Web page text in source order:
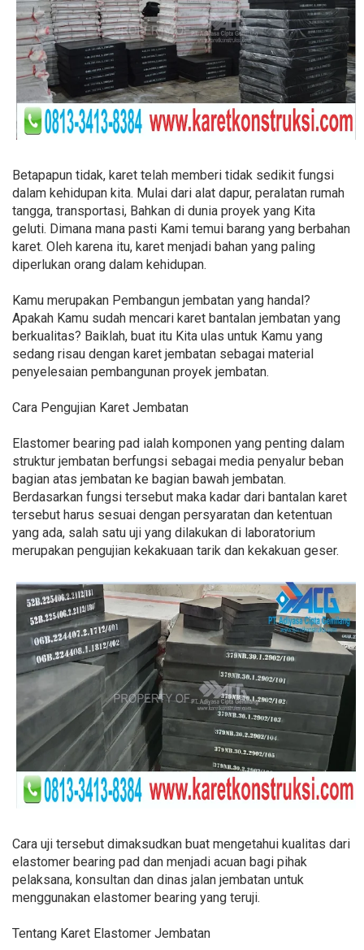
Betapapun tidak, karet telah memberi tidak sedikit fungsi
dalam kehidupan kita. Mulai dari alat dapur, peralatan rumah
tangga, transportasi, Bahkan di dunia proyek yang Kita
geluti. Dimana mana pasti Kami temui barang yang berbahan
karet. Oleh karena itu, karet menjadi bahan yang paling
diperlukan orang dalam kehidupan.
Kamu merupakan Pembangun jembatan yang handal?
Apakah Kamu sudah mencari karet bantalan jembatan yang
berkualitas? Baiklah, buat itu Kita ulas untuk Kamu yang
sedang risau dengan karet jembatan sebagai material
penyelesaian pembangunan proyek jembatan.
Cara Pengujian Karet Jembatan
Elastomer bearing pad ialah komponen yang penting dalam
struktur jembatan berfungsi sebagai media penyalur beban
bagian atas jembatan ke bagian bawah jembatan.
Berdasarkan fungsi tersebut maka kadar dari bantalan karet
tersebut harus sesuai dengan persyaratan dan ketentuan
yang ada, salah satu uji yang dilakukan di laboratorium
merupakan pengujian kekakuaan tarik dan kekakuan geser.
Cara uji tersebut dimaksudkan buat mengetahui kualitas dari
elastomer bearing pad dan menjadi acuan bagi pihak
pelaksana, konsultan dan dinas jalan jembatan untuk
menggunakan elastomer bearing yang teruji.
Tentang Karet Elastomer Jembatan